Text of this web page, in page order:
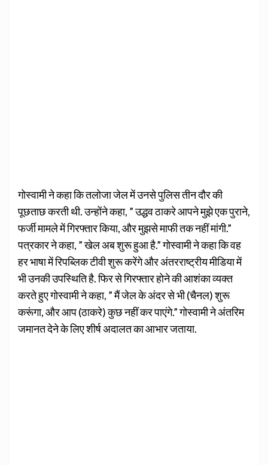
गोस्वामी ने कहा कि तलोजा जेल में उनसे पुलिस तीन दौर की
पूछताछ करती थी. उन्होंने कहा, ” उद्धव ठाकरे आपने मुझे एक पुराने,
फर्जी मामले में गिरफ्तार किया, और मुझसे माफी तक नहीं मांगी.”
पत्रकार ने कहा, ” खेल अब शुरू हुआ है.” गोस्वामी ने कहा कि वह
हर भाषा में रिपब्लिक टीवी शुरू करेंगे और अंतरराष्ट्रीय मीडिया में
भी उनकी उपस्थिति है. फिर से गिरफ्तार होने की आशंका व्यक्त
करते हुए गोस्वामी ने कहा, ” मैं जेल के अंदर से भी (चैनल) शुरू
करूंगा, और आप (ठाकरे) कुछ नहीं कर पाएंगे.” गोस्वामी ने अंतरिम
जमानत देने के लिए शीर्ष अदालत का आभार जताया.